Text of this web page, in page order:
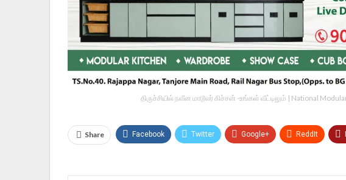
திருச்சியில் நவீன மாடூலர் கிச்சன் -உங்கள் வீட்டிலும் | National
Share Facebook Twitter Google+ ReddIt